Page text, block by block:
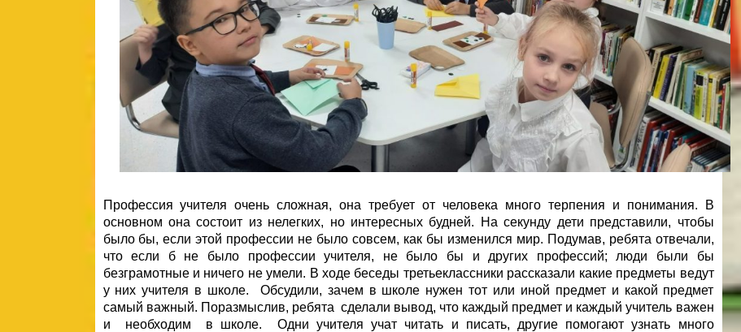
Профессия учителя очень сложная, она требует от человека много терпения и понимания. В
основном она состоит из нелегких, но интересных будней. На секунду дети представили, чтобы
было бы, если этой профессии не было совсем, как бы изменился мир. Подумав, ребята отвечали,
что если б не было профессии учителя, не было бы и других профессий; люди были бы
безграмотные и ничего не умели. В ходе беседы третьеклассники рассказали какие предметы ведут
у них учителя в школе. Обсудили, зачем в школе нужен тот или иной предмет и какой предмет
самый важный. Поразмыслив, ребята сделали вывод, что каждый предмет и каждый учитель важен
и необходим в школе. Одни учителя учат читать и писать, другие помогают узнать много